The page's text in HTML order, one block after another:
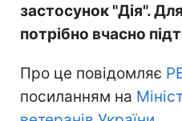
застосунок "Дія".
потрібно вчасно
Про це повідомляє
посиланням на